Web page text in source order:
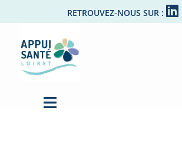
RETROUVEZ-NOUS SUR :